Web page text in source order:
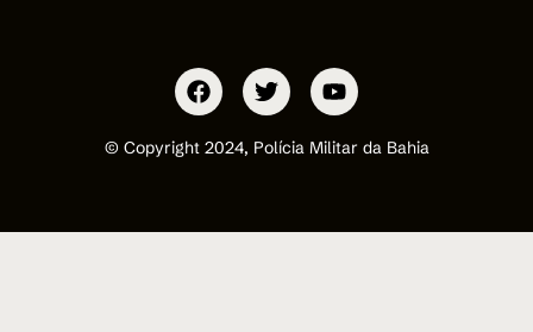
© Copyright 2024, Polícia Militar da Bahia